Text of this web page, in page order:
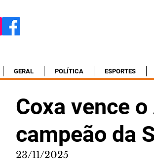
GERAL POLÍTICA ESPORTES
Coxa vence
campeão da
23/11/2025